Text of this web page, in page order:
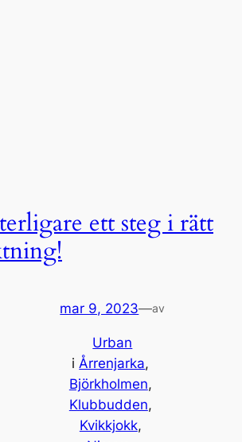
ett steg i rätt
mar 9, 2023—av
Urban
i Årrenjarka
Björkholmen
Klubbudden
Kvikkjokk